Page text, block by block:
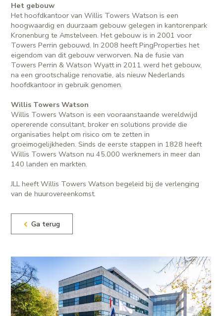
Het gebouw
Het hoofdkantoor van Willis Towers Watson is een
hoogwaardig en duurzaam gebouw gelegen in kantorenpark
Kronenburg te Amstelveen. Het gebouw is in 2001 voor
Towers Perrin gebouwd. In 2008 heeft PingProperties het
eigendom van dit gebouw verworven. Na de fusie van
Towers Perrin & Watson Wyatt in 2011 werd het gebouw,
na een grootschalige renovatie, als nieuw Nederlands
hoofdkantoor in gebruik genomen.
Willis Towers Watson
Willis Towers Watson is een vooraanstaande wereldwijd
opererende consultant, broker en solutions provide die
organisaties helpt om risico om te zetten in
groeimogelijkheden. Sinds de eerste stappen in 1828 heeft
Willis Towers Watson nu 45.000 werknemers in meer dan
140 landen en markten.
JLL heeft Willis Towers Watson begeleid bij de verlenging
van de huurovereenkomst.
Ga terug